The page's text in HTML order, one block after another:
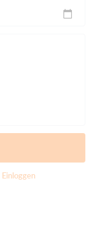
Einloggen